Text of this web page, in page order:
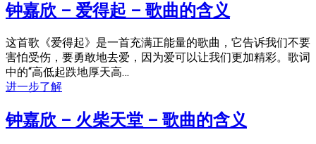
钟嘉欣 – 爱得起 – 歌曲的含义
这首歌《爱得起》是一首充满正能量的歌曲，它告诉我们不要
害怕受伤，要勇敢地去爱，因为爱可以让我们更加精彩。歌词
中的“高低起跌地厚天高…
进一步了解
钟嘉欣 – 火柴天堂 – 歌曲的含义